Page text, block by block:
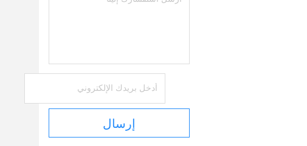
إرسال